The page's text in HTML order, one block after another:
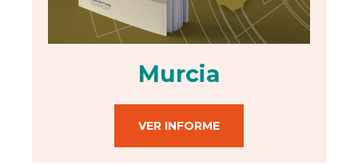
Murcia
VER INFORME